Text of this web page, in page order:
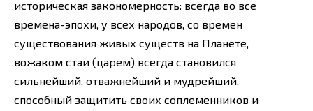
историческая закономерность: всегда во все
времена-эпохи, у всех народов, со времен
существования живых существ на Планете,
вожаком стаи (царем) всегда становился
сильнейший, отважнейший и мудрейший,
способный защитить своих соплеменников и